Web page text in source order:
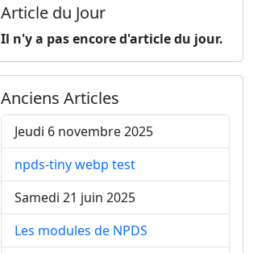
Article du Jour
Il n'y a pas encore d'article du jour.
Anciens Articles
Jeudi 6 novembre 2025
npds-tiny webp test
Samedi 21 juin 2025
Les modules de NPDS